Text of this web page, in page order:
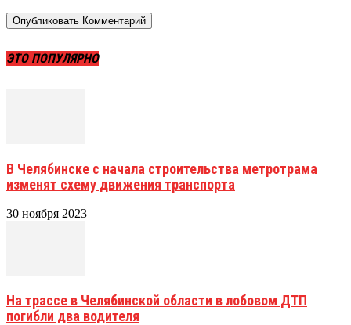
ЭТО ПОПУЛЯРНО
В Челябинске с начала строительства метротрама
изменят схему движения транспорта
30 ноября 2023
На трассе в Челябинской области в лобовом ДТП
погибли два водителя